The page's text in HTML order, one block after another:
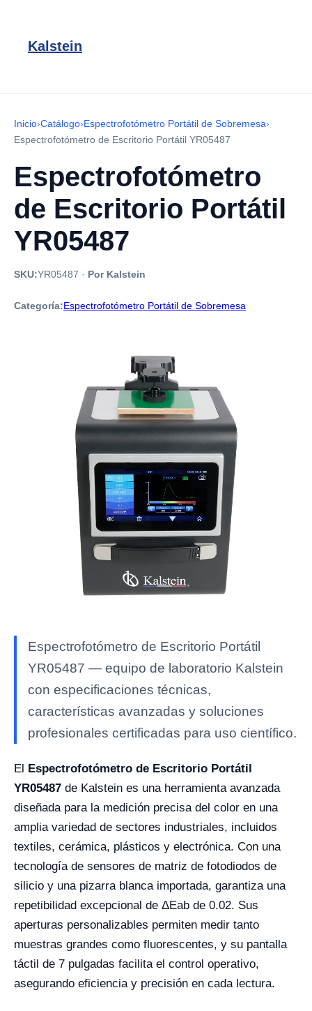
Kalstein
Inicio›Catálogo›Espectrofotómetro Portátil de Sobremesa›
Espectrofotómetro de Escritorio Portátil YR05487
Espectrofotómetro
de Escritorio Portátil
YR05487
SKU:YR05487 · Por Kalstein
Categoría:Espectrofotómetro Portátil de Sobremesa
Espectrofotómetro de Escritorio Portátil
YR05487 — equipo de laboratorio Kalstein
con especificaciones técnicas,
características avanzadas y soluciones
profesionales certificadas para uso científico.
El Espectrofotómetro de Escritorio Portátil
YR05487 de Kalstein es una herramienta avanzada
diseñada para la medición precisa del color en una
amplia variedad de sectores industriales, incluidos
textiles, cerámica, plásticos y electrónica. Con una
tecnología de sensores de matriz de fotodiodos de
silicio y una pizarra blanca importada, garantiza una
repetibilidad excepcional de ΔEab de 0.02. Sus
aperturas personalizables permiten medir tanto
muestras grandes como fluorescentes, y su pantalla
táctil de 7 pulgadas facilita el control operativo,
asegurando eficiencia y precisión en cada lectura.